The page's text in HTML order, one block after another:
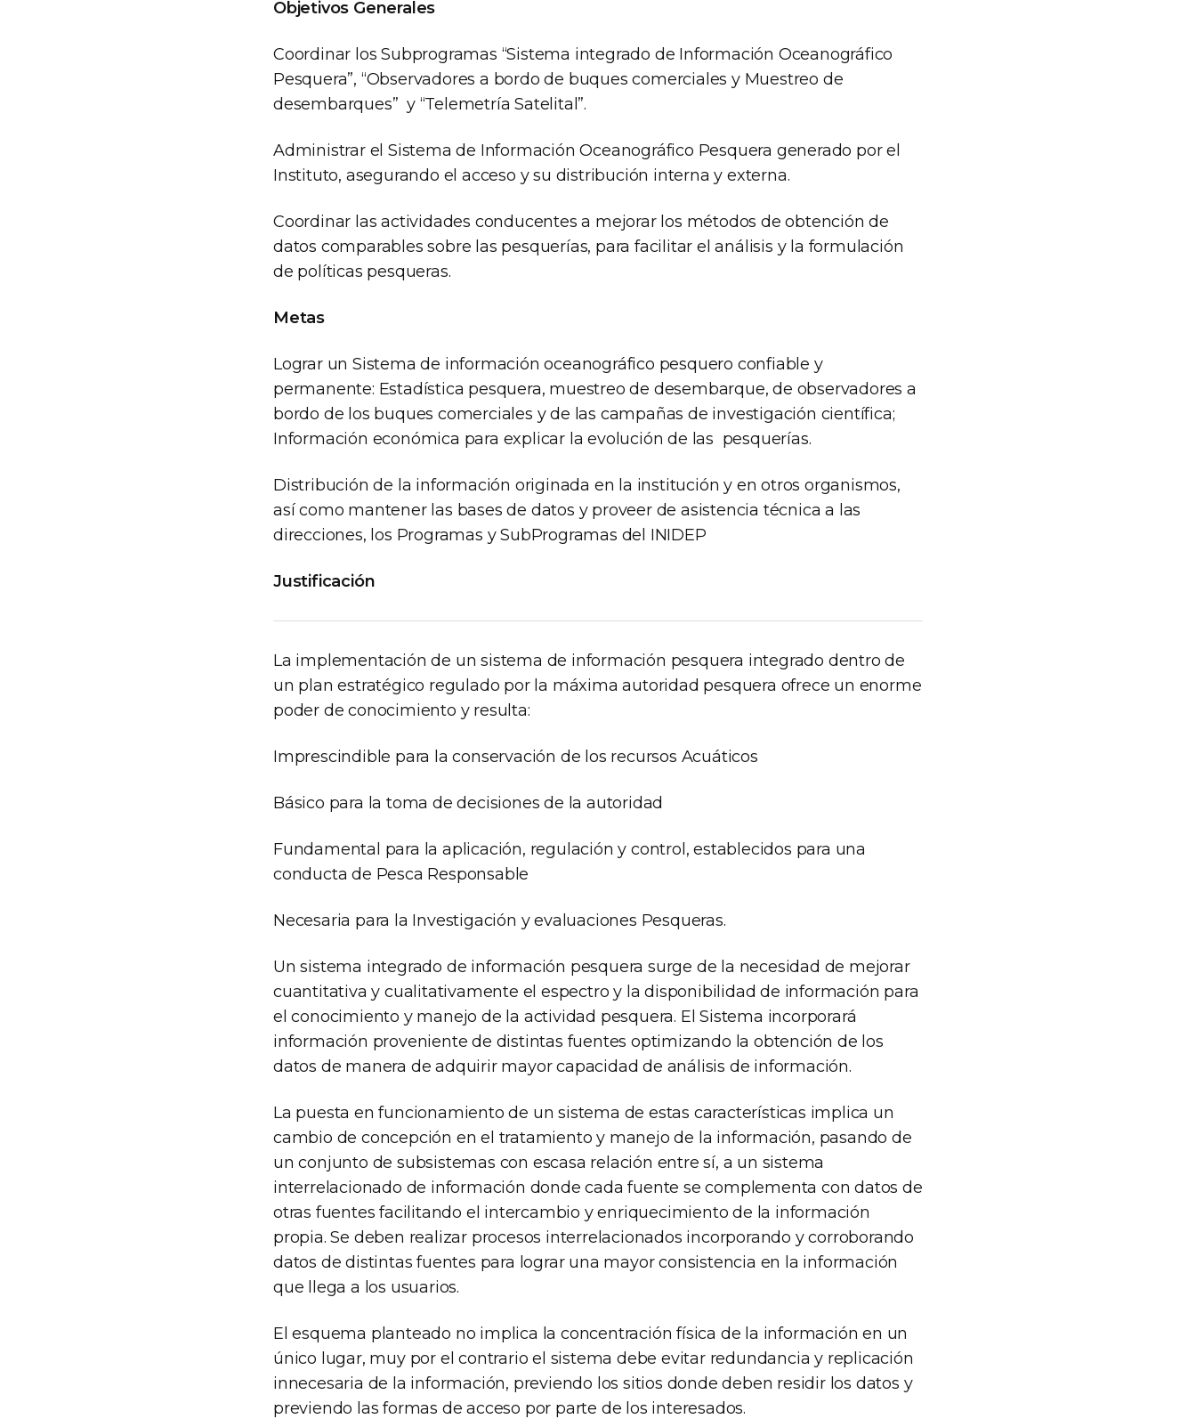
Objetivos Generales
Coordinar los Subprogramas “Sistema integrado de Información Oceanográfico
Pesquera”, “Observadores a bordo de buques comerciales y Muestreo de
desembarques” y “Telemetría Satelital”.
Administrar el Sistema de Información Oceanográfico Pesquera generado por el
Instituto, asegurando el acceso y su distribución interna y externa.
Coordinar las actividades conducentes a mejorar los métodos de obtención de
datos comparables sobre las pesquerías, para facilitar el análisis y la formulación
de políticas pesqueras.
Metas
Lograr un Sistema de información oceanográfico pesquero confiable y
permanente: Estadística pesquera, muestreo de desembarque, de observadores a
bordo de los buques comerciales y de las campañas de investigación científica;
Información económica para explicar la evolución de las pesquerías.
Distribución de la información originada en la institución y en otros organismos,
así como mantener las bases de datos y proveer de asistencia técnica a las
direcciones, los Programas y SubProgramas del INIDEP
Justificación
La implementación de un sistema de información pesquera integrado dentro de
un plan estratégico regulado por la máxima autoridad pesquera ofrece un enorme
poder de conocimiento y resulta:
Imprescindible para la conservación de los recursos Acuáticos
Básico para la toma de decisiones de la autoridad
Fundamental para la aplicación, regulación y control, establecidos para una
conducta de Pesca Responsable
Necesaria para la Investigación y evaluaciones Pesqueras.
Un sistema integrado de información pesquera surge de la necesidad de mejorar
cuantitativa y cualitativamente el espectro y la disponibilidad de información para
el conocimiento y manejo de la actividad pesquera. El Sistema incorporará
información proveniente de distintas fuentes optimizando la obtención de los
datos de manera de adquirir mayor capacidad de análisis de información.
La puesta en funcionamiento de un sistema de estas características implica un
cambio de concepción en el tratamiento y manejo de la información, pasando de
un conjunto de subsistemas con escasa relación entre sí, a un sistema
interrelacionado de información donde cada fuente se complementa con datos de
otras fuentes facilitando el intercambio y enriquecimiento de la información
propia. Se deben realizar procesos interrelacionados incorporando y corroborando
datos de distintas fuentes para lograr una mayor consistencia en la información
que llega a los usuarios.
El esquema planteado no implica la concentración física de la información en un
único lugar, muy por el contrario el sistema debe evitar redundancia y replicación
innecesaria de la información, previendo los sitios donde deben residir los datos y
previendo las formas de acceso por parte de los interesados.